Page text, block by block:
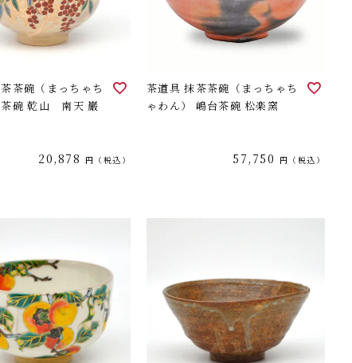
茶碗（まっちゃち
茶碗 乾山 南天 巌
20,878 税込
茶道具 抹茶茶碗（まっちゃち
ゃわん） 嶋台茶碗 松楽窯
57,750 税込